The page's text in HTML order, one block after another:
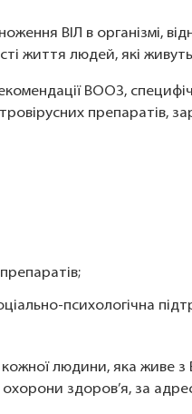
ВІЛ в організмі,
життя людей, які живуть
ВООЗ,
препаратів,
психологічна
людини, яка живе з
здоров’я, за